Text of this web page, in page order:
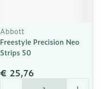
Abbott
Freestyle Precision Neo
Strips 50
€ 25,76
Aantal